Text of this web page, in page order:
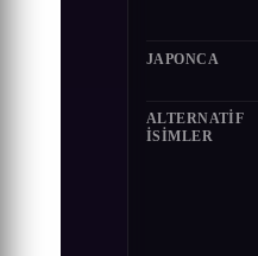
JAPONCA
ALTERNATIF
ISIMLER